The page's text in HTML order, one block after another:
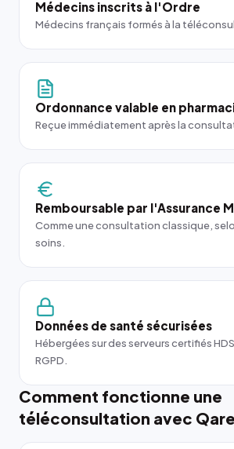
Médecins inscrits à l'Ordre
Médecins français formés à la
Ordonnance valable en
Reçue immédiatement après la
Remboursable par l'Assurance
Comme une consultation classique,
soins.
Données de santé sécurisées
Hébergées sur des serveurs certifiés
RGPD.
Comment fonctionne une
téléconsultation avec